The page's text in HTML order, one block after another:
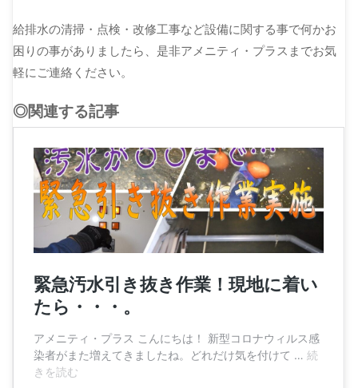
給排水の清掃・点検・改修工事など設備に関する事で何かお
困りの事がありましたら、是非アメニティ・プラスまでお気
軽にご連絡ください。
◎関連する記事